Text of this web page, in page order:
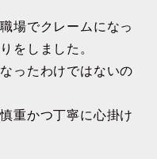
場でクレームになっ
をしました。
ったわけではないの
重かつ丁寧に心掛け